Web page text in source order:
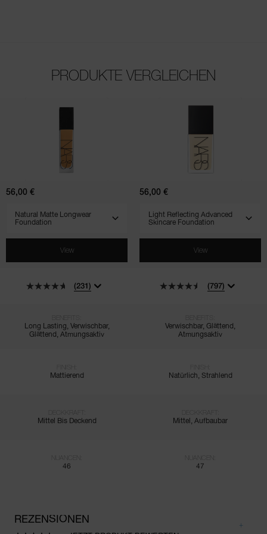
PRODUKTE VERGLEICHEN
Natural
Matte
Longwear
Foundation
56,00 €
View
(231)
Long Lasting, Verwischbar,
Glättend, Atmungsaktiv
Mattierend
Mittel Bis Deckend
46
Light
Reflecting
Advanced
Skincare
56,00 €
View
(797)
Verwischbar, Glättend,
Atmungsaktiv
Natürlich, Strahlend
Mittel, Aufbaubar
47
REZENSIONEN